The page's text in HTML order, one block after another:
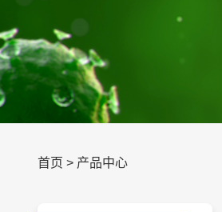
首页 > 产品中心